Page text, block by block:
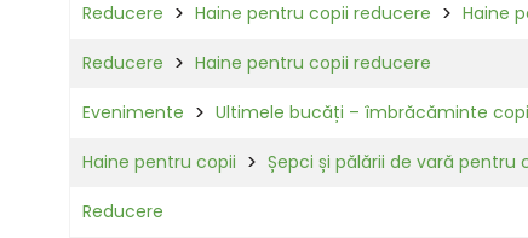
Reducere Haine pentru copii reducere Haine
Reducere Haine pentru copii reducere
Evenimente Ultimele bucăți – îmbrăcăminte
Haine pentru copii Șepci și pălării de vară pentru
Reducere